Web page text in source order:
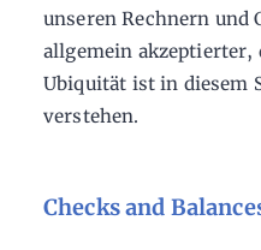
unseren Rechnern
allgemein akzeptierter,
Ubiquität ist in diesem
verstehen.
Checks and